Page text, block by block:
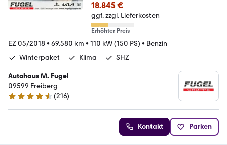
18.845 €
ggf. zzgl. Lieferkosten
Erhöhter Preis
EZ 05/2018• 69.580 km • 110 kW (150 PS) • Benzin
Winterpaket
Klima SHZ
Autohaus M. Fugel
09599 Freiberg
4.4 Sterne
(216)
Kontakt Parken